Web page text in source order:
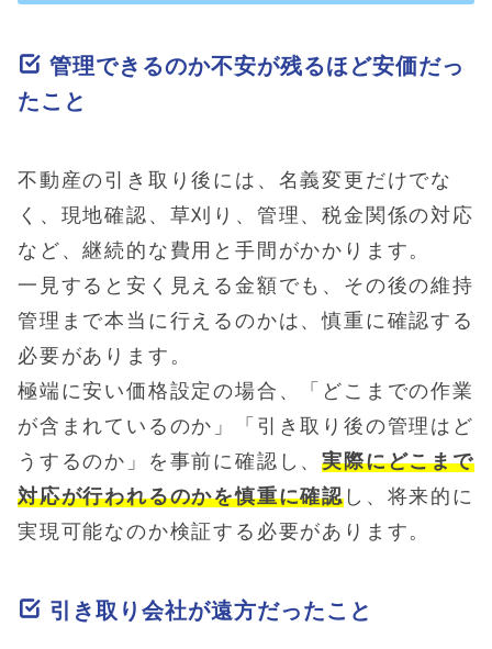
管理できるのか不安が残るほど安価だっ
たこと
不動産の引き取り後には、名義変更だけでな
く、現地確認、草刈り、管理、税金関係の対応
など、継続的な費用と手間がかかります。
一見すると安く見える金額でも、その後の維持
管理まで本当に行えるのかは、慎重に確認する
必要があります。
極端に安い価格設定の場合、「どこまでの作業
が含まれているのか」「引き取り後の管理はど
うするのか」を事前に確認し、実際にどこまで
対応が行われるのかを慎重に確認 し、将来的に
実現可能なのか検証する必要があります。
引き取り会社が遠方だったこと